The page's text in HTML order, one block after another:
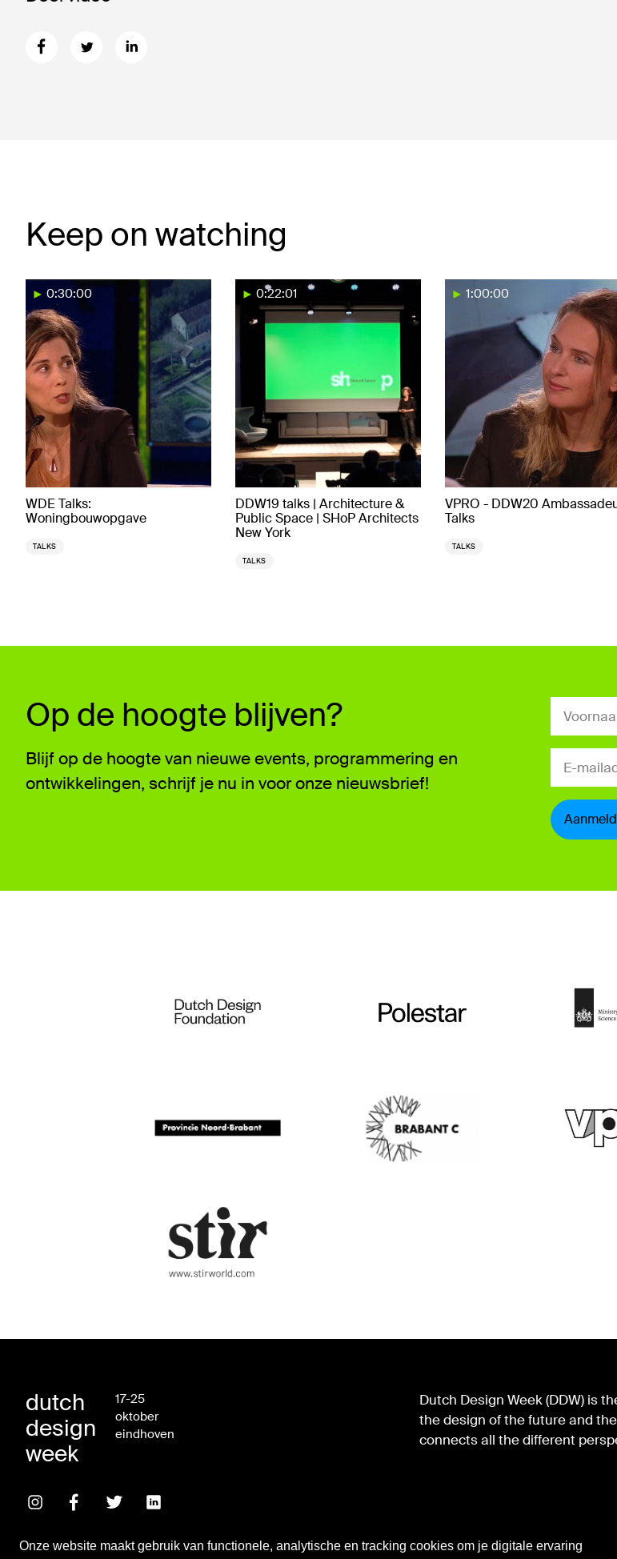
Onze website maakt gebruik van functionele, analytische en tracking cookies om je digitale ervaring
Keep on watching
0:30:00
WDE Talks:
Woningbouwopgave
TALKS
0:22:01
DDW19 talks | Architecture &
Public Space | SHoP Architects
New York
TALKS
1:00:00
VPRO - DDW20
Talks
TALKS
Op de hoogte blijven?
Blijf op de hoogte van nieuwe events, programmering en
ontwikkelingen, schrijf je nu in voor onze nieuwsbrief!
dutch
design
week
17-25
oktober
eindhoven
Dutch Design Week (DDW) is
the design of the future and
connects all the different